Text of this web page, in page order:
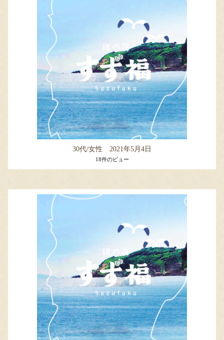
30代/女性 2021年5月4日
18件のビュー